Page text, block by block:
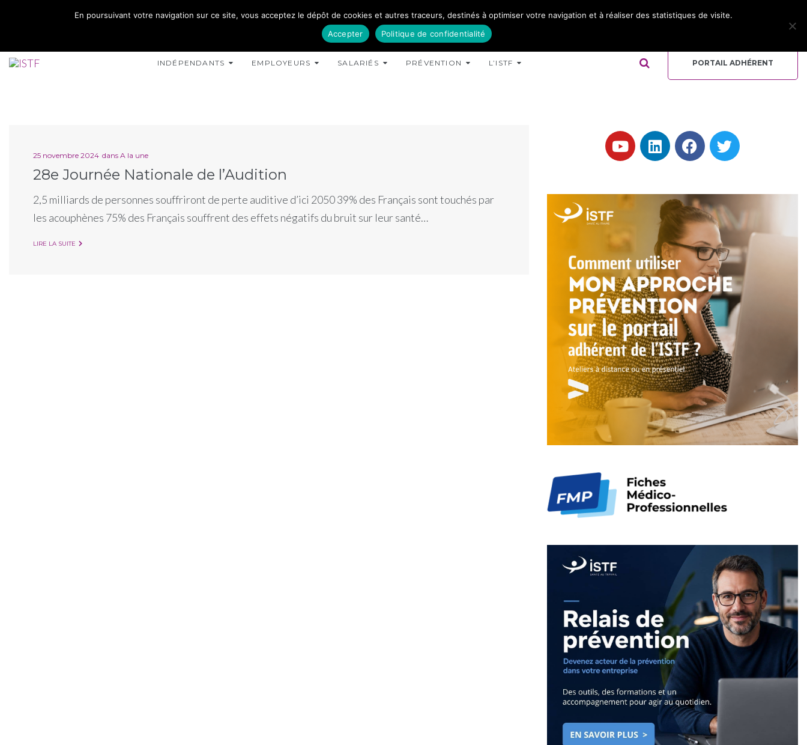
02 35 10 10 32 15 RUE DE L'INONDATION 76400 FÉCAMP ADHÉRER REJOIGNEZ L’ÉQUIPE QUI-SOMMES NOUS ?
INDÉPENDANTS EMPLOYEURS SALARIÉS PRÉVENTION L’ISTF PORTAIL ADHÉRENT
25 novembre 2024 dans A la une
28e Journée Nationale de l’Audition
2,5 milliards de personnes souffriront de perte auditive d’ici 2050 39% des Français sont touchés par
les acouphènes 75% des Français souffrent des effets négatifs du bruit sur leur santé…
LIRE LA SUITE
En poursuivant votre navigation sur ce site, vous acceptez le dépôt de cookies et autres traceurs, destinés à optimiser votre navigation et à réaliser des statistiques de visite.
Accepter
Politique de confidentialité